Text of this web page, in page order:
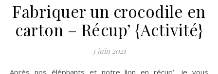
Fabriquer un crocodile en
carton – Récup’ {Activité}
3 juin 2021